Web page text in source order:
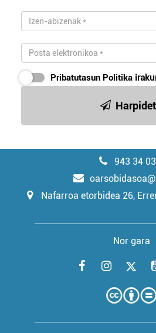
Pribatutasun Politika
943 34
Nafarroa etorbidea 26,
Nor gara